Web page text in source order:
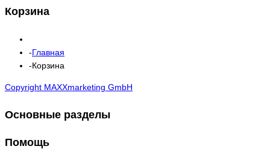
Корзина
Главная
Корзина
Copyright MAXXmarketing GmbH
Основные разделы
Помощь